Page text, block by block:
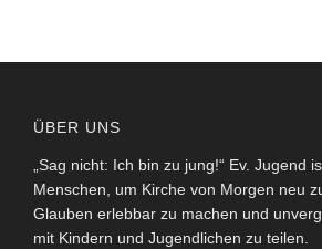
ÜBER UNS
„Sag nicht: Ich bin zu jung!“ Ev. Jugend
Menschen, um Kirche von Morgen neu
Glauben erlebbar zu machen und
mit Kindern und Jugendlichen zu teilen.